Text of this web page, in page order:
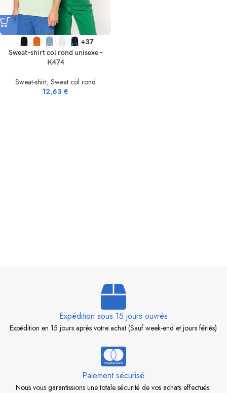
+37
Sweat-shirt col rond unisexe –
K474
Sweat-shirt, Sweat col rond
12,63 €
Expédition sous 15 jours ouvrés
Expédition en 15 jours après votre achat (Sauf week-end et jours fériés)
Paiement sécurisé
Nous vous garantissions une totale sécurité de vos achats effectués.